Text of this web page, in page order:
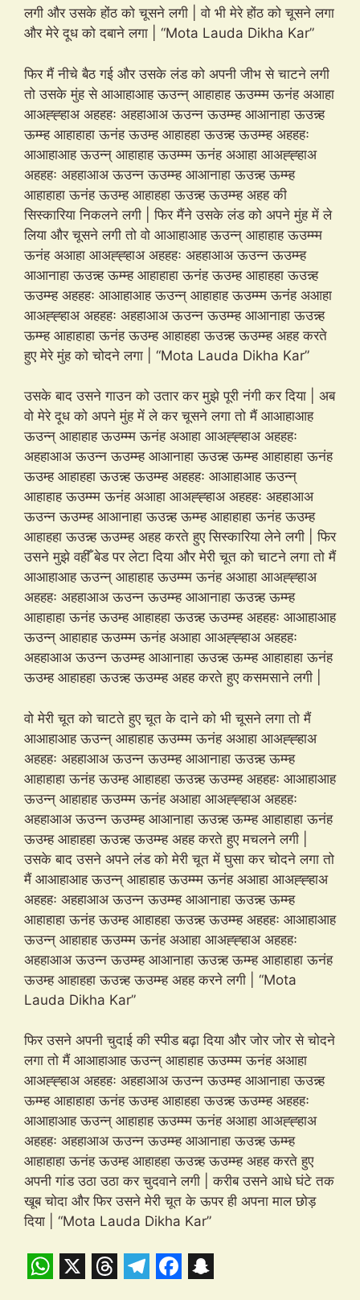
लगी और उसके होंठ को चूसने लगी | वो भी मेरे होंठ को चूसने लगा
और मेरे दूध को दबाने लगा | “Mota Lauda Dikha Kar”
फिर मैं नीचे बैठ गई और उसके लंड को अपनी जीभ से चाटने लगी
तो उसके मुंह से आआहाआह ऊउन्न् आहाहाह ऊउम्म्म ऊनंह अआहा
आअह्ह्हाअ अहहहः अहहाआअ ऊउन्न ऊउम्म्ह आआनाहा ऊउन्न्ह
ऊम्म्ह आहाहाहा ऊनंह ऊउम्ह आहाहहा ऊउन्न्ह ऊउम्म्ह अहहहः
आआहाआह ऊउन्न् आहाहाह ऊउम्म्म ऊनंह अआहा आअह्ह्हाअ
अहहहः अहहाआअ ऊउन्न ऊउम्म्ह आआनाहा ऊउन्न्ह ऊम्म्ह
आहाहाहा ऊनंह ऊउम्ह आहाहहा ऊउन्न्ह ऊउम्म्ह अहह की
सिस्कारिया निकलने लगी | फिर मैंने उसके लंड को अपने मुंह में ले
लिया और चूसने लगी तो वो आआहाआह ऊउन्न् आहाहाह ऊउम्म्म
ऊनंह अआहा आअह्ह्हाअ अहहहः अहहाआअ ऊउन्न ऊउम्म्ह
आआनाहा ऊउन्न्ह ऊम्म्ह आहाहाहा ऊनंह ऊउम्ह आहाहहा ऊउन्न्ह
ऊउम्म्ह अहहहः आआहाआह ऊउन्न् आहाहाह ऊउम्म्म ऊनंह अआहा
आअह्ह्हाअ अहहहः अहहाआअ ऊउन्न ऊउम्म्ह आआनाहा ऊउन्न्ह
ऊम्म्ह आहाहाहा ऊनंह ऊउम्ह आहाहहा ऊउन्न्ह ऊउम्म्ह अहह करते
हुए मेरे मुंह को चोदने लगा | “Mota Lauda Dikha Kar”
उसके बाद उसने गाउन को उतार कर मुझे पूरी नंगी कर दिया | अब
वो मेरे दूध को अपने मुंह में ले कर चूसने लगा तो मैं आआहाआह
ऊउन्न् आहाहाह ऊउम्म्म ऊनंह अआहा आअह्ह्हाअ अहहहः
अहहाआअ ऊउन्न ऊउम्म्ह आआनाहा ऊउन्न्ह ऊम्म्ह आहाहाहा ऊनंह
ऊउम्ह आहाहहा ऊउन्न्ह ऊउम्म्ह अहहहः आआहाआह ऊउन्न्
आहाहाह ऊउम्म्म ऊनंह अआहा आअह्ह्हाअ अहहहः अहहाआअ
ऊउन्न ऊउम्म्ह आआनाहा ऊउन्न्ह ऊम्म्ह आहाहाहा ऊनंह ऊउम्ह
आहाहहा ऊउन्न्ह ऊउम्म्ह अहह करते हुए सिस्कारिया लेने लगी | फिर
उसने मुझे वहीँ बेड पर लेटा दिया और मेरी चूत को चाटने लगा तो मैं
आआहाआह ऊउन्न् आहाहाह ऊउम्म्म ऊनंह अआहा आअह्ह्हाअ
अहहहः अहहाआअ ऊउन्न ऊउम्म्ह आआनाहा ऊउन्न्ह ऊम्म्ह
आहाहाहा ऊनंह ऊउम्ह आहाहहा ऊउन्न्ह ऊउम्म्ह अहहहः आआहाआह
ऊउन्न् आहाहाह ऊउम्म्म ऊनंह अआहा आअह्ह्हाअ अहहहः
अहहाआअ ऊउन्न ऊउम्म्ह आआनाहा ऊउन्न्ह ऊम्म्ह आहाहाहा ऊनंह
ऊउम्ह आहाहहा ऊउन्न्ह ऊउम्म्ह अहह करते हुए कसमसाने लगी |
वो मेरी चूत को चाटते हुए चूत के दाने को भी चूसने लगा तो मैं
आआहाआह ऊउन्न् आहाहाह ऊउम्म्म ऊनंह अआहा आअह्ह्हाअ
अहहहः अहहाआअ ऊउन्न ऊउम्म्ह आआनाहा ऊउन्न्ह ऊम्म्ह
आहाहाहा ऊनंह ऊउम्ह आहाहहा ऊउन्न्ह ऊउम्म्ह अहहहः आआहाआह
ऊउन्न् आहाहाह ऊउम्म्म ऊनंह अआहा आअह्ह्हाअ अहहहः
अहहाआअ ऊउन्न ऊउम्म्ह आआनाहा ऊउन्न्ह ऊम्म्ह आहाहाहा ऊनंह
ऊउम्ह आहाहहा ऊउन्न्ह ऊउम्म्ह अहह करते हुए मचलने लगी |
उसके बाद उसने अपने लंड को मेरी चूत में घुसा कर चोदने लगा तो
मैं आआहाआह ऊउन्न् आहाहाह ऊउम्म्म ऊनंह अआहा आअह्ह्हाअ
अहहहः अहहाआअ ऊउन्न ऊउम्म्ह आआनाहा ऊउन्न्ह ऊम्म्ह
आहाहाहा ऊनंह ऊउम्ह आहाहहा ऊउन्न्ह ऊउम्म्ह अहहहः आआहाआह
ऊउन्न् आहाहाह ऊउम्म्म ऊनंह अआहा आअह्ह्हाअ अहहहः
अहहाआअ ऊउन्न ऊउम्म्ह आआनाहा ऊउन्न्ह ऊम्म्ह आहाहाहा ऊनंह
ऊउम्ह आहाहहा ऊउन्न्ह ऊउम्म्ह अहह करने लगी | “Mota
Lauda Dikha Kar”
फिर उसने अपनी चुदाई की स्पीड बढ़ा दिया और जोर जोर से चोदने
लगा तो मैं आआहाआह ऊउन्न् आहाहाह ऊउम्म्म ऊनंह अआहा
आअह्ह्हाअ अहहहः अहहाआअ ऊउन्न ऊउम्म्ह आआनाहा ऊउन्न्ह
ऊम्म्ह आहाहाहा ऊनंह ऊउम्ह आहाहहा ऊउन्न्ह ऊउम्म्ह अहहहः
आआहाआह ऊउन्न् आहाहाह ऊउम्म्म ऊनंह अआहा आअह्ह्हाअ
अहहहः अहहाआअ ऊउन्न ऊउम्म्ह आआनाहा ऊउन्न्ह ऊम्म्ह
आहाहाहा ऊनंह ऊउम्ह आहाहहा ऊउन्न्ह ऊउम्म्ह अहह करते हुए
अपनी गांड उठा उठा कर चुदवाने लगी | करीब उसने आधे घंटे तक
खूब चोदा और फिर उसने मेरी चूत के ऊपर ही अपना माल छोड़
दिया | “Mota Lauda Dikha Kar”